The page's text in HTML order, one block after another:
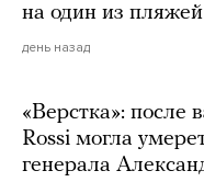
на один из
день назад
«Верстка»: после
Rossi могла
генерала